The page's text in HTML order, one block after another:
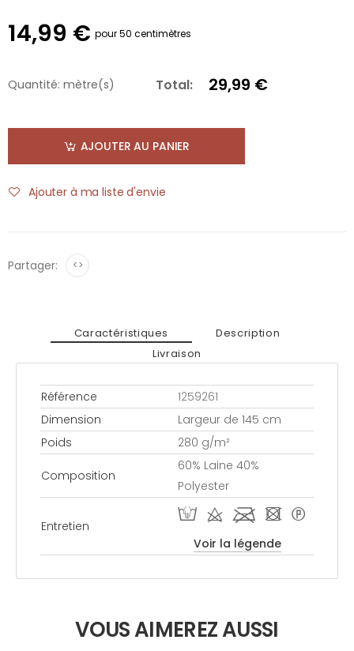
14,99 € pour 50 centimètres
Quantité: mètre(s) Total: 29,99 €
AJOUTER AU PANIER
Ajouter à ma liste d'envie
Partager: <>
Caractéristiques
Description
Livraison
Référence
1259261
Dimension
Largeur de 145 cm
Poids
280 g/m²
Composition
60% Laine 40%
Polyester
Entretien
W d l - *
Voir la légende
VOUS AIMEREZ AUSSI